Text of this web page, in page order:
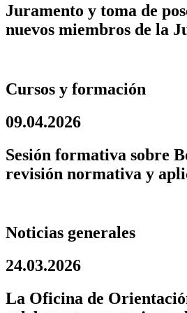
Juramento y toma de
nuevos miembros de la
Cursos y formación
09.04.2026
Sesión formativa sobre
revisión normativa y
Noticias generales
24.03.2026
La Oficina de